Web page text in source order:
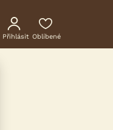
Přihlásit Oblíbené